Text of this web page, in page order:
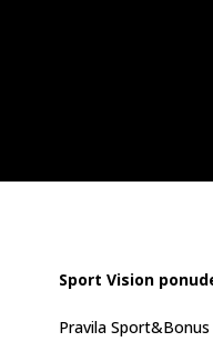
Sport Vision
Pravila